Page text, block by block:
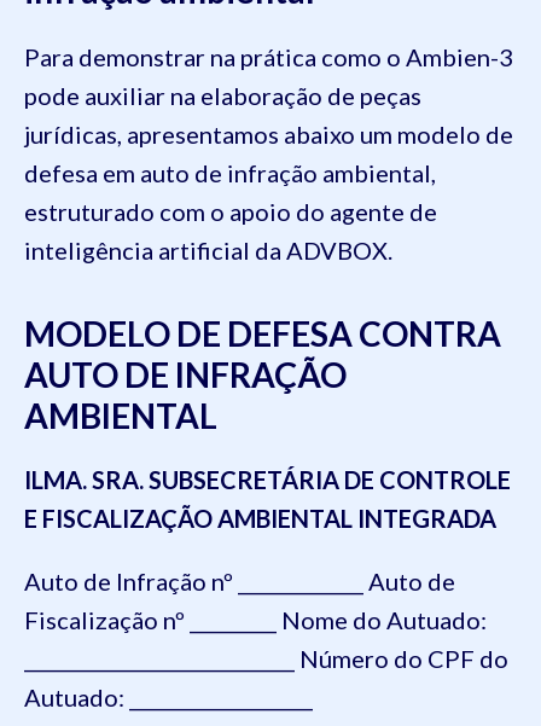
Para demonstrar na prática como o Ambien-3
pode auxiliar na elaboração de peças
jurídicas, apresentamos abaixo um modelo de
defesa em auto de infração ambiental,
estruturado com o apoio do agente de
inteligência artificial da ADVBOX.
MODELO DE DEFESA CONTRA
AUTO DE INFRAÇÃO
AMBIENTAL
ILMA. SRA. SUBSECRETÁRIA DE CONTROLE
E FISCALIZAÇÃO AMBIENTAL INTEGRADA
Auto de Infração nº _____________ Auto de
Fiscalização nº _________ Nome do Autuado:
____________________________ Número do CPF do
Autuado: ___________________